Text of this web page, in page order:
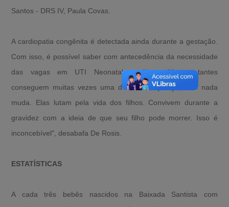
Santos - DRS IV, Paula Covas.
A cardiopatia congênita é detectada ainda durante a gestação.
Com isso, é possível saber com antecedência da necessidade
das vagas em UTI Neonatal cardíaca. "As gestantes
conseguem muitas vezes uma decisão na justiça, mas nada
muda. Elas lutam pela vida dos filhos. Convivem durante a
gravidez com a ideia de que seu filho pode morrer. Isso é
inconcebível", desabafa De Rosis.
ESTATÍSTICAS
A cada três bebês nascidos na Baixada Santista com